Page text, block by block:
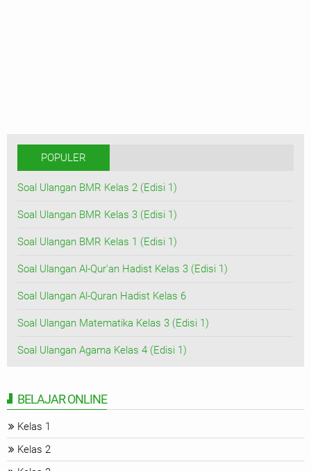
POPULER
Soal Ulangan BMR Kelas 2 (Edisi 1)
Soal Ulangan BMR Kelas 3 (Edisi 1)
Soal Ulangan BMR Kelas 1 (Edisi 1)
Soal Ulangan Al-Qur'an Hadist Kelas 3 (Edisi 1)
Soal Ulangan Al-Quran Hadist Kelas 6
Soal Ulangan Matematika Kelas 3 (Edisi 1)
Soal Ulangan Agama Kelas 4 (Edisi 1)
BELAJAR ONLINE
Kelas 1
Kelas 2